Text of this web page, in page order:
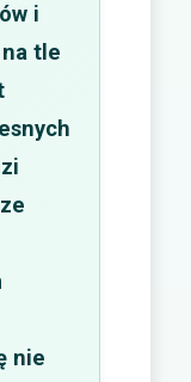
i
tle
nie